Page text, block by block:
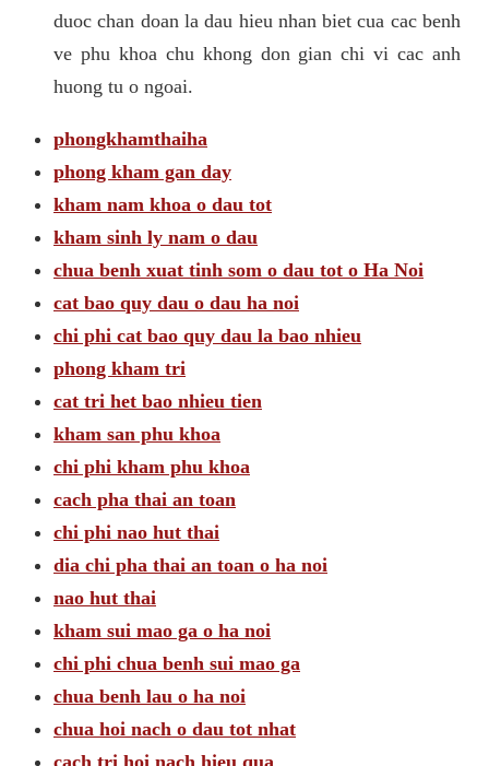
duoc chan doan la dau hieu nhan biet cua cac benh
ve phu khoa chu khong don gian chi vi cac anh
huong tu o ngoai.
phongkhamthaiha
phong kham gan day
kham nam khoa o dau tot
kham sinh ly nam o dau
chua benh xuat tinh som o dau tot o Ha Noi
cat bao quy dau o dau ha noi
chi phi cat bao quy dau la bao nhieu
phong kham tri
cat tri het bao nhieu tien
kham san phu khoa
chi phi kham phu khoa
cach pha thai an toan
chi phi nao hut thai
dia chi pha thai an toan o ha noi
nao hut thai
kham sui mao ga o ha noi
chi phi chua benh sui mao ga
chua benh lau o ha noi
chua hoi nach o dau tot nhat
cach tri hoi nach hieu qua